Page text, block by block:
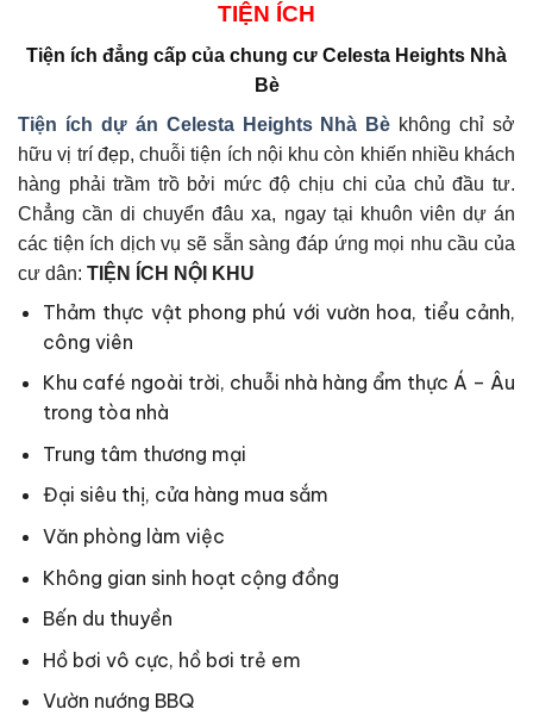
TIỆN ÍCH
Tiện ích đẳng cấp của chung cư Celesta Heights Nhà
Bè
Tiện ích dự án Celesta Heights Nhà Bè không chỉ sở
hữu vị trí đẹp, chuỗi tiện ích nội khu còn khiến nhiều khách
hàng phải trầm trồ bởi mức độ chịu chi của chủ đầu tư.
Chẳng cần di chuyển đâu xa, ngay tại khuôn viên dự án
các tiện ích dịch vụ sẽ sẵn sàng đáp ứng mọi nhu cầu của
cư dân: TIỆN ÍCH NỘI KHU
Thảm thực vật phong phú với vườn hoa, tiểu cảnh,
công viên
Khu café ngoài trời, chuỗi nhà hàng ẩm thực Á – Âu
trong tòa nhà
Trung tâm thương mại
Đại siêu thị, cửa hàng mua sắm
Văn phòng làm việc
Không gian sinh hoạt cộng đồng
Bến du thuyền
Hồ bơi vô cực, hồ bơi trẻ em
Vườn nướng BBQ